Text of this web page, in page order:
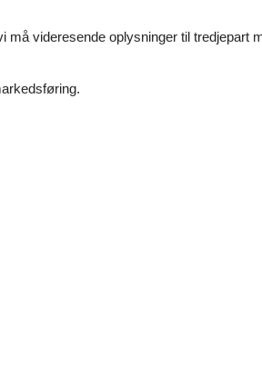
Fra DKK
i dette lyse og indbydende
og sæt jer i vindueskarmen med en god
videresende oplysninger til tredjepart